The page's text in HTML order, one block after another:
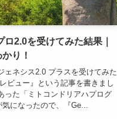
ロ2.0を受けてみた結果｜
り！
ェネシス2.0 プラスを受けてみた
ビュー』という記事を書きまし
った「ミトコンドリアハプログ
になったので、『Ge...